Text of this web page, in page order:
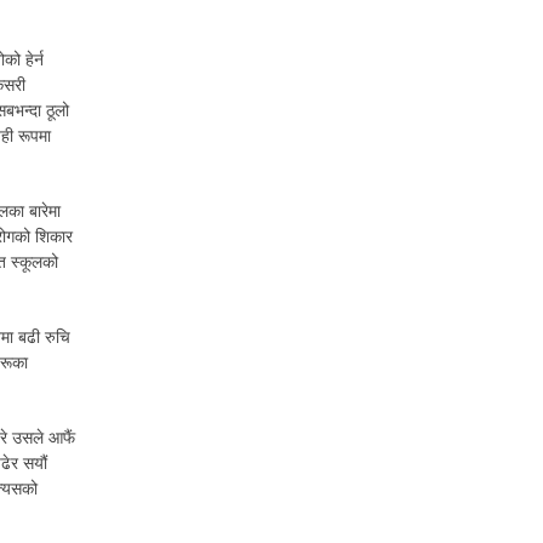
हेर्न
ठूलो
रूपमा
बारेमा
शिकार
त स्कूलको
बढी रुचि
परे उसले आफैं
सयौं